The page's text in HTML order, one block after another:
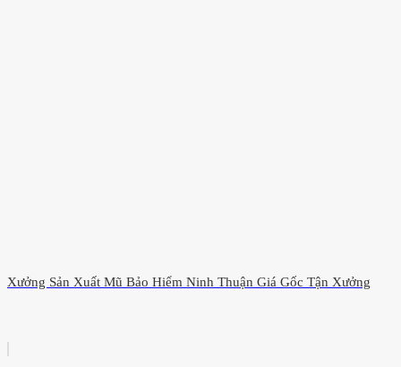
Xưởng Sản Xuất Mũ Bảo Hiểm Ninh Thuận Giá Gốc Tận Xưởng